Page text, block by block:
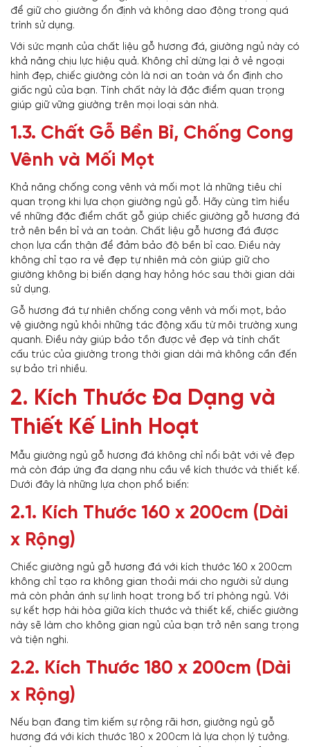
để giữ cho giường ổn định và không dao động trong quá
trình sử dụng.
Với sức mạnh của chất liệu gỗ hương đá, giường ngủ này có
khả năng chịu lực hiệu quả. Không chỉ dừng lại ở vẻ ngoại
hình đẹp, chiếc giường còn là nơi an toàn và ổn định cho
giấc ngủ của bạn. Tính chất này là đặc điểm quan trọng
giúp giữ vững giường trên mọi loại sàn nhà.
1.3. Chất Gỗ Bền Bỉ, Chống Cong
Vênh và Mối Mọt
Khả năng chống cong vênh và mối mọt là những tiêu chí
quan trọng khi lựa chọn giường ngủ gỗ. Hãy cùng tìm hiểu
về những đặc điểm chất gỗ giúp chiếc giường gỗ hương đá
trở nên bền bỉ và an toàn. Chất liệu gỗ hương đá được
chọn lựa cẩn thận để đảm bảo độ bền bỉ cao. Điều này
không chỉ tạo ra vẻ đẹp tự nhiên mà còn giúp giữ cho
giường không bị biến dạng hay hỏng hóc sau thời gian dài
sử dụng.
Gỗ hương đá tự nhiên chống cong vênh và mối mọt, bảo
vệ giường ngủ khỏi những tác động xấu từ môi trường xung
quanh. Điều này giúp bảo tồn được vẻ đẹp và tính chất
cấu trúc của giường trong thời gian dài mà không cần đến
sự bảo trì nhiều.
2. Kích Thước Đa Dạng và
Thiết Kế Linh Hoạt
Mẫu giường ngủ gỗ hương đá không chỉ nổi bật với vẻ đẹp
mà còn đáp ứng đa dạng nhu cầu về kích thước và thiết kế.
Dưới đây là những lựa chọn phổ biến:
2.1. Kích Thước 160 x 200cm (Dài
x Rộng)
Chiếc giường ngủ gỗ hương đá với kích thước 160 x 200cm
không chỉ tạo ra không gian thoải mái cho người sử dụng
mà còn phản ánh sự linh hoạt trong bố trí phòng ngủ. Với
sự kết hợp hài hòa giữa kích thước và thiết kế, chiếc giường
này sẽ làm cho không gian ngủ của bạn trở nên sang trọng
và tiện nghi.
2.2. Kích Thước 180 x 200cm (Dài
x Rộng)
Nếu bạn đang tìm kiếm sự rộng rãi hơn, giường ngủ gỗ
hương đá với kích thước 180 x 200cm là lựa chọn lý tưởng.